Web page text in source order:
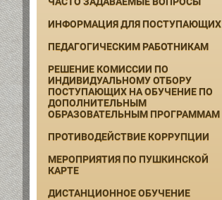
ИНФОРМАЦИЯ ДЛЯ ПОСТУПАЮЩИХ
ПЕДАГОГИЧЕСКИМ РАБОТНИКАМ
РЕШЕНИЕ КОМИССИИ ПО
ИНДИВИДУАЛЬНОМУ ОТБОРУ
ПОСТУПАЮЩИХ НА ОБУЧЕНИЕ ПО
ДОПОЛНИТЕЛЬНЫМ
ОБРАЗОВАТЕЛЬНЫМ ПРОГРАММАМ
ПРОТИВОДЕЙСТВИЕ КОРРУПЦИИ
МЕРОПРИЯТИЯ ПО ПУШКИНСКОЙ
КАРТЕ
ДИСТАНЦИОННОЕ ОБУЧЕНИЕ